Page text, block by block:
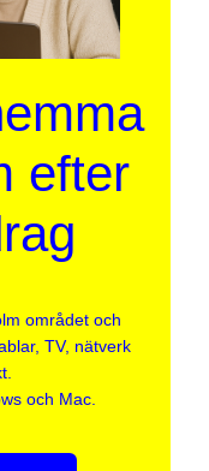
efter
området och
TV, nätverk
och Mac.